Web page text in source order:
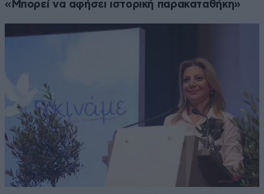
«Μπορεί να αφήσει ιστορική παρακαταθήκη»